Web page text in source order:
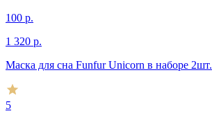
100 р.
1 320 р.
Маска для сна Funfur Unicorn в наборе 2шт.
5